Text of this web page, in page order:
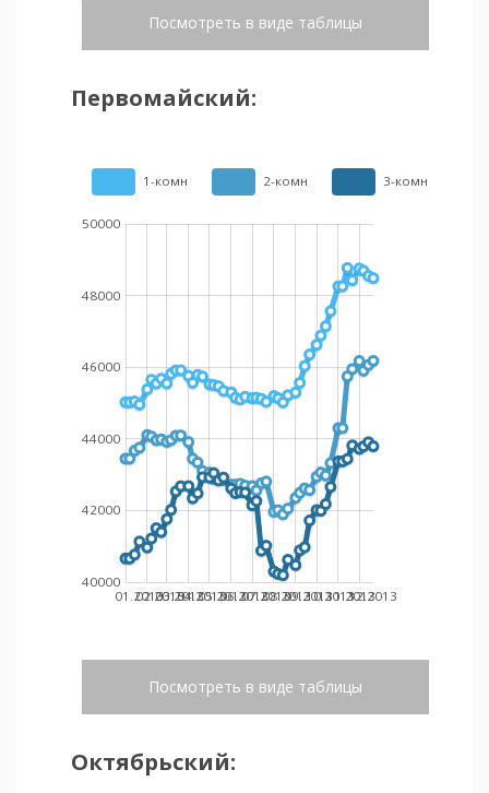
Посмотреть в виде таблицы
Первомайский:
1-комн 2-комн 3-комн
01.2013
02.2013
03.2013
04.2013
05.2013
06.2013
07.2013
08.201309.201310.2013
11.201312.2013
40000
42000
44000
46000
48000
50000
Посмотреть в виде таблицы
Октябрьский: